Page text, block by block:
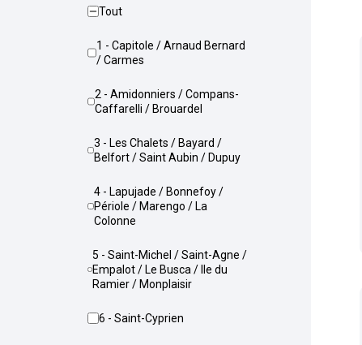
Tout
1 - Capitole / Arnaud Bernard
/ Carmes
2 - Amidonniers / Compans-
Caffarelli / Brouardel
3 - Les Chalets / Bayard /
Belfort / Saint Aubin / Dupuy
4 - Lapujade / Bonnefoy /
Périole / Marengo / La
Colonne
5 - Saint-Michel / Saint-Agne /
Empalot / Le Busca / Ile du
Ramier / Monplaisir
6 - Saint-Cyprien